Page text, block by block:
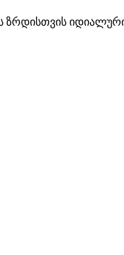
ზრდისთვის